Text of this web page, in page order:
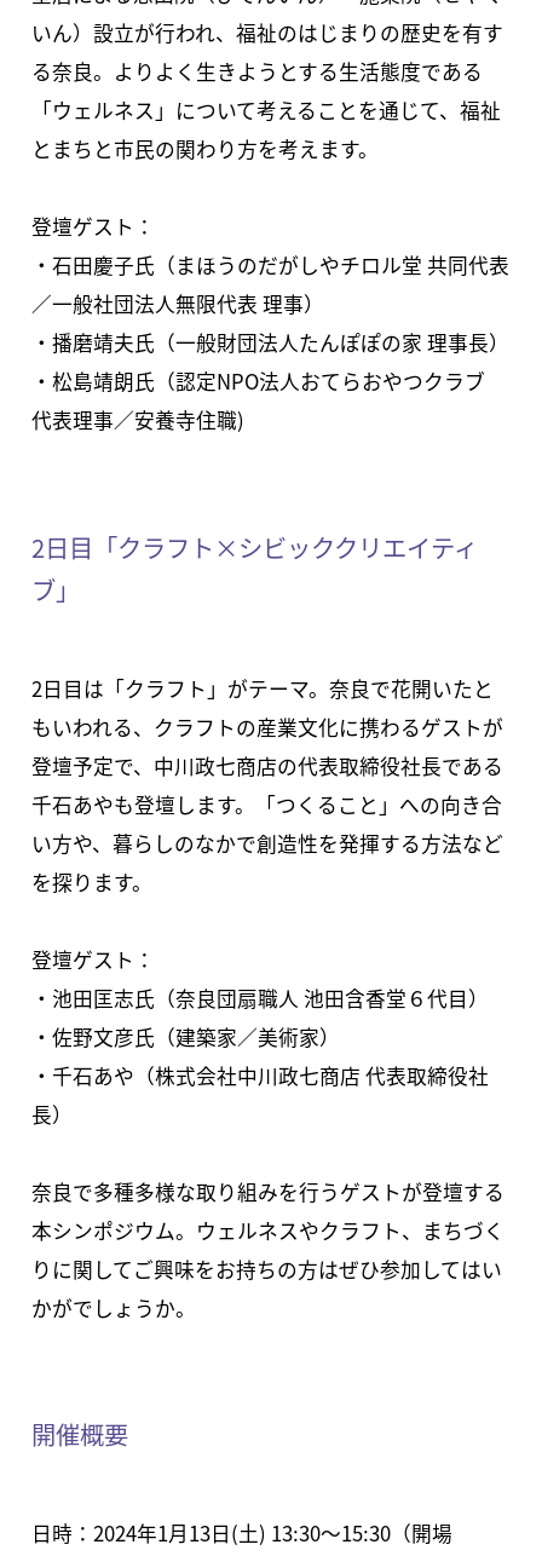
いん）設立が行われ、福祉のはじまりの歴史を有す
る奈良。よりよく生きようとする生活態度である
「ウェルネス」について考えることを通じて、福祉
とまちと市民の関わり方を考えます。
登壇ゲスト：
・石田慶子氏（まほうのだがしやチロル堂 共同代表
／一般社団法人無限代表 理事）
・播磨靖夫氏（一般財団法人たんぽぽの家 理事長）
・松島靖朗氏（認定NPO法人おてらおやつクラブ
代表理事／安養寺住職)
2日目「クラフト×シビッククリエイティ
ブ」
2日目は「クラフト」がテーマ。奈良で花開いたと
もいわれる、クラフトの産業文化に携わるゲストが
登壇予定で、中川政七商店の代表取締役社長である
千石あやも登壇します。「つくること」への向き合
い方や、暮らしのなかで創造性を発揮する方法など
を探ります。
登壇ゲスト：
・池田匡志氏（奈良団扇職人 池田含香堂６代目）
・佐野文彦氏（建築家／美術家）
・千石あや（株式会社中川政七商店 代表取締役社
長）
奈良で多種多様な取り組みを行うゲストが登壇する
本シンポジウム。ウェルネスやクラフト、まちづく
りに関してご興味をお持ちの方はぜひ参加してはい
かがでしょうか。
開催概要
日時：2024年1月13日(土) 13:30～15:30（開場